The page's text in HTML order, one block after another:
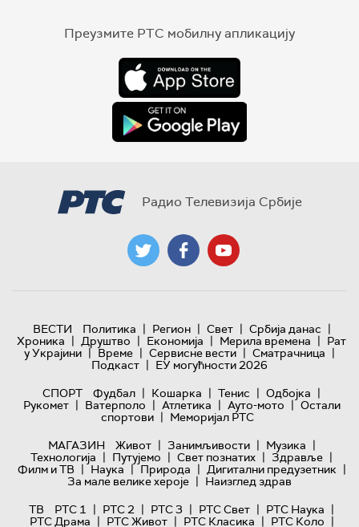
Преузмите РТС мобилну апликацију
Радио Телевизија Србије
ВЕСТИ Политика | Регион | Свет | Србија данас |
Хроника | Друштво | Економија | Мерила времена | Рат
у Украјини | Време | Сервисне вести | Сматрачница |
Подкаст | ЕУ могућности 2026
СПОРТ
Фудбал | Кошарка | Тенис | Одбојка |
Рукомет | Ватерполо | Атлетика | Ауто-мото | Остали
спортови | Меморијал РТС
МАГАЗИН
Живот | Занимљивости | Музика |
Технологијa | Путујемо | Свет познатих | Здравље |
Филм и ТВ | Наука | Природа | Дигитални предузетник |
За мале велике хероје | Наизглед здрав
ТВ
РТС 1 | РТС 2 | РТС 3 | РТС Свет | РТС Наука |
РТС Драма | РТС Живот | РТС Класика | РТС Коло |